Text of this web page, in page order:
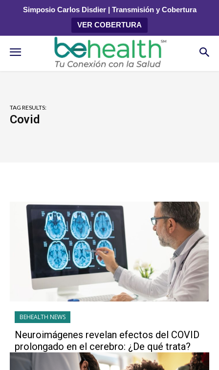
Simposio Carlos Disdier | Transmisión y Cobertura
VER COBERTURA
TAG RESULTS:
Covid
BEHEALTH NEWS
Neuroimágenes revelan efectos del COVID
prolongado en el cerebro: ¿De qué trata?